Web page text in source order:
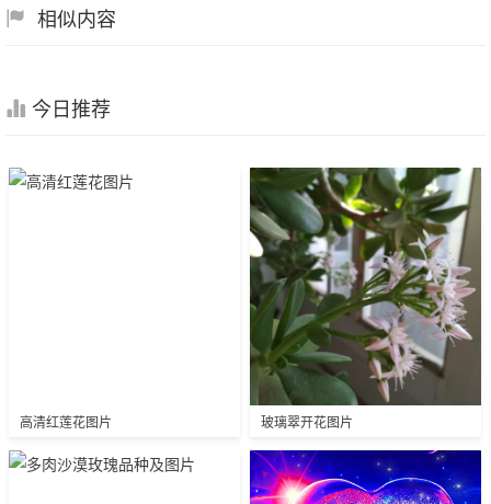
相似内容
今日推荐
高清红莲花图片 玻璃翠开花图片